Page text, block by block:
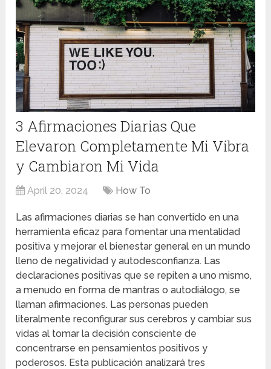
3 Afirmaciones Diarias Que
Elevaron Completamente Mi Vibra
y Cambiaron Mi Vida
April 20, 2024 How To
Las afirmaciones diarias se han convertido en una
herramienta eficaz para fomentar una mentalidad
positiva y mejorar el bienestar general en un mundo
lleno de negatividad y autodesconfianza. Las
declaraciones positivas que se repiten a uno mismo,
a menudo en forma de mantras o autodiálogo, se
llaman afirmaciones. Las personas pueden
literalmente reconfigurar sus cerebros y cambiar sus
vidas al tomar la decisión consciente de
concentrarse en pensamientos positivos y
poderosos. Esta publicación analizará tres